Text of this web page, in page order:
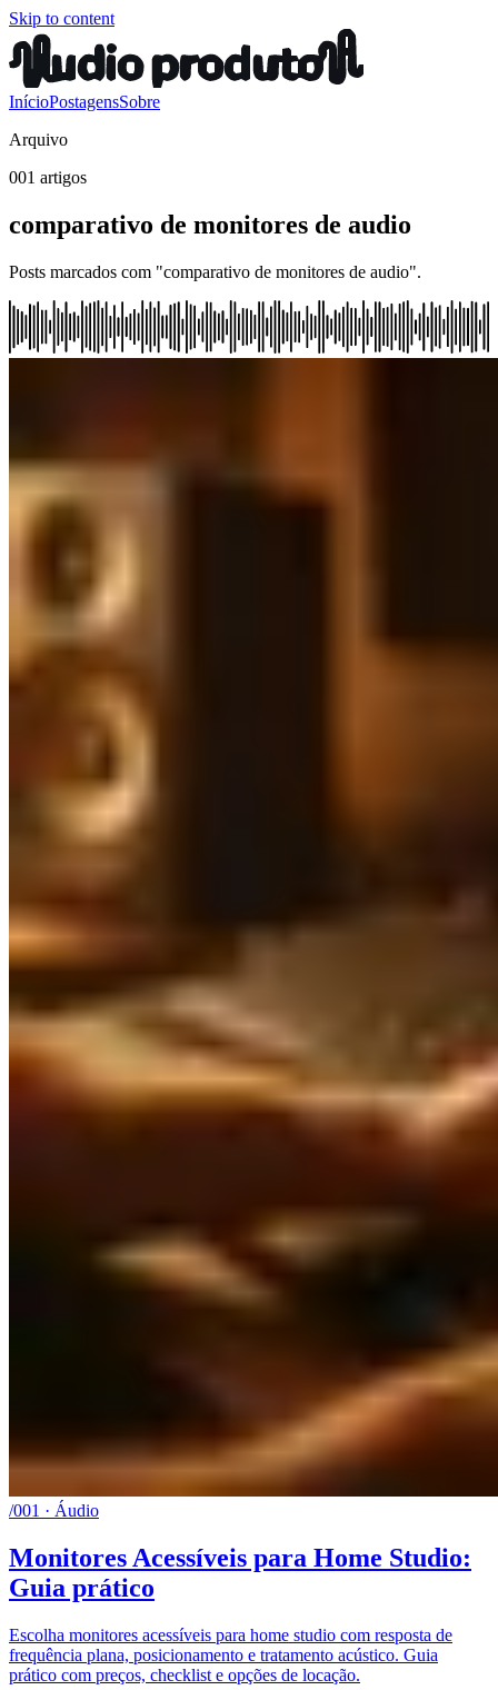
Skip to content
InícioPostagensSobre
Arquivo
001 artigos
comparativo de monitores de audio
Posts marcados com "comparativo de monitores de audio".
/001 · Áudio
Monitores Acessíveis para Home Studio:
Guia prático
Escolha monitores acessíveis para home studio com resposta de
frequência plana, posicionamento e tratamento acústico. Guia
prático com preços, checklist e opções de locação.